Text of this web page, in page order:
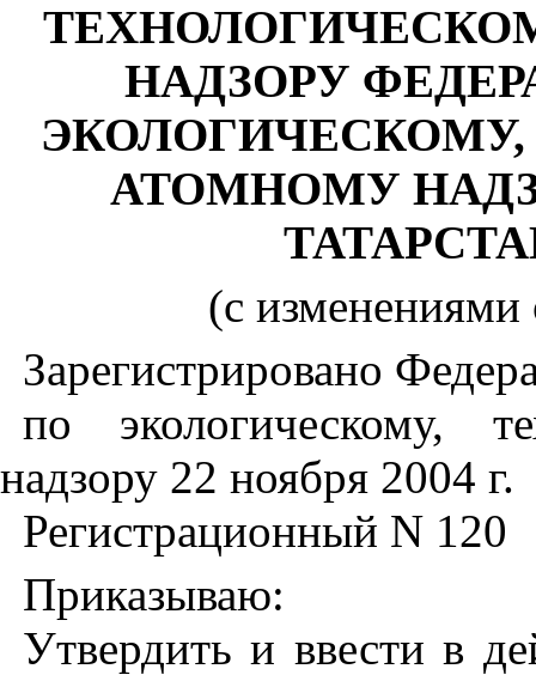
НАДЗОРУ
АТОМНОМУ
(с изменениями
Зарегистрировано
по экологическому,
надзору 22 ноября 2004 г.
Регистрационный N 120
Приказываю:
Утвердить и ввести в